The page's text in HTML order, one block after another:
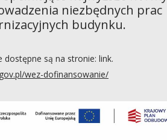
niezbędnych prac
budynku.
dostępne są na stronie: link.
wez-dofinansowanie/